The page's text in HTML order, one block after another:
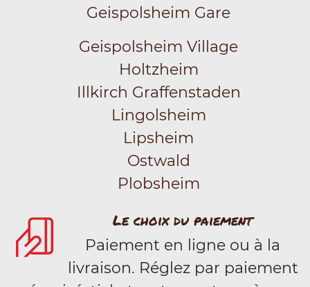
Geispolsheim Gare
Geispolsheim Village
Holtzheim
Illkirch Graffenstaden
Lingolsheim
Lipsheim
Ostwald
Plobsheim
Le choix du paiement
Paiement en ligne ou à la
livraison. Réglez par paiement